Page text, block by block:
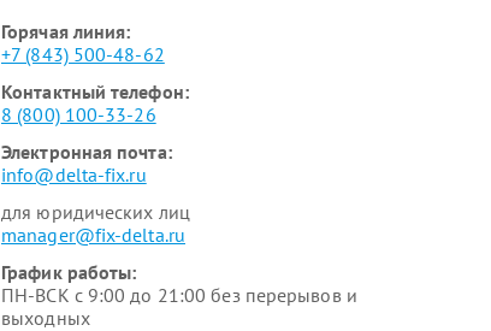
Горячая линия:
+7 (843) 500-48-62
Контактный телефон:
8 (800) 100-33-26
Электронная почта:
info@delta-fix.ru
для юридических лиц
manager@fix-delta.ru
График работы:
ПН-ВСК с 9:00 до 21:00 без перерывов и
выходных